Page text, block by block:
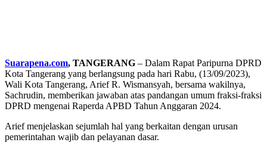
Suarapena.com, TANGERANG – Dalam Rapat Paripurna DPRD
Kota Tangerang yang berlangsung pada hari Rabu, (13/09/2023),
Wali Kota Tangerang, Arief R. Wismansyah, bersama wakilnya,
Sachrudin, memberikan jawaban atas pandangan umum fraksi-fraksi
DPRD mengenai Raperda APBD Tahun Anggaran 2024.
Arief menjelaskan sejumlah hal yang berkaitan dengan urusan
pemerintahan wajib dan pelayanan dasar.